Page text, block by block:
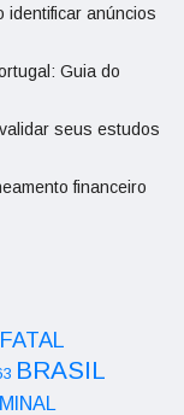
identificar anúncios
Guia do
seus estudos
financeiro
BRASIL